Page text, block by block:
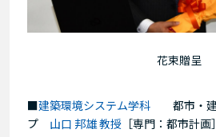
花束贈呈
■建築環境システム学科 都市・建
プ 山口 邦雄 教授 ［専門：都市計画］